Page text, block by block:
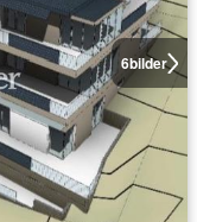
6bilder